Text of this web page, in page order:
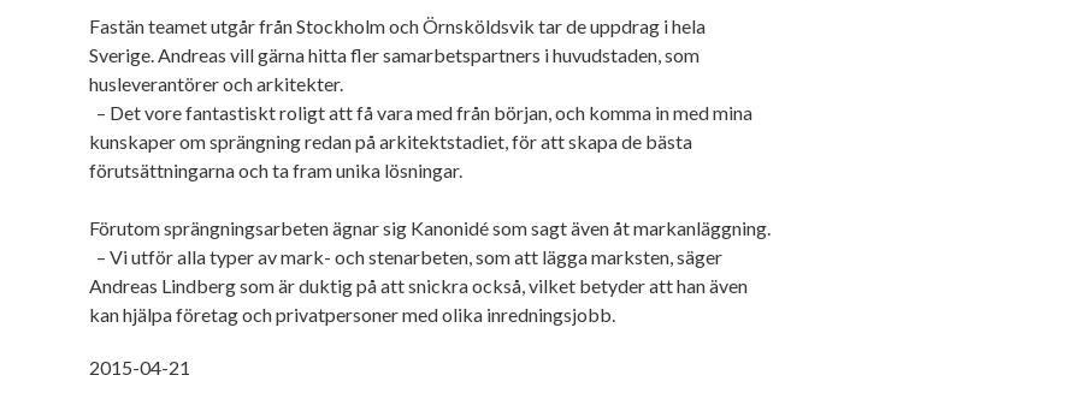
Fastän teamet utgår från Stockholm och Örnsköldsvik tar de uppdrag i hela
Sverige. Andreas vill gärna hitta fler samarbetspartners i huvudstaden, som
husleverantörer och arkitekter.
– Det vore fantastiskt roligt att få vara med från början, och komma in med mina
kunskaper om sprängning redan på arkitektstadiet, för att skapa de bästa
förutsättningarna och ta fram unika lösningar.
Förutom sprängningsarbeten ägnar sig Kanonidé som sagt även åt markanläggning.
– Vi utför alla typer av mark- och stenarbeten, som att lägga marksten, säger
Andreas Lindberg som är duktig på att snickra också, vilket betyder att han även
kan hjälpa företag och privatpersoner med olika inredningsjobb.
2015-04-21